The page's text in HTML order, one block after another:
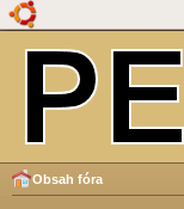
Obsah fóra